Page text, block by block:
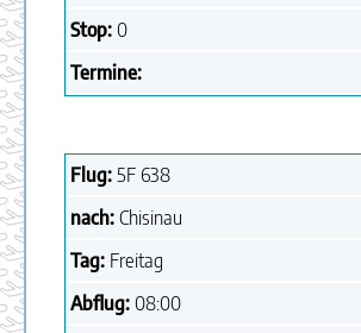
Stop: 0
Termine:
Flug: 5F 638
nach: Chisinau
Tag: Freitag
Abflug: 08:00